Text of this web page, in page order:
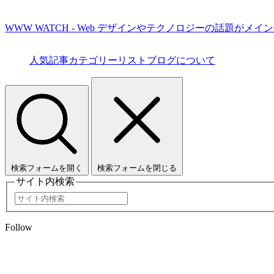
WWW WATCH - Web デザインやテクノロジーの話題がメイ
人気記事カテゴリーリスト ブログについて
検索フォームを開く 検索フォームを閉じる
サイト内検索
Follow